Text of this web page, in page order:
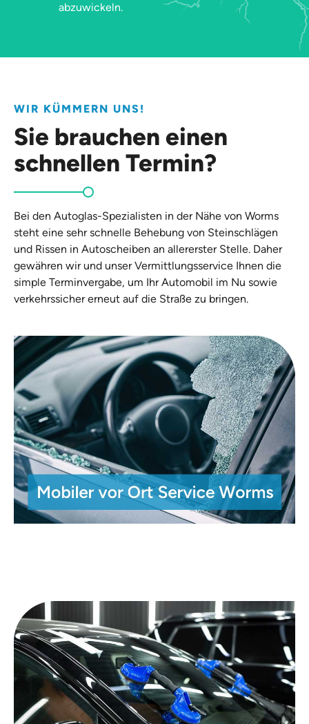
abzuwickeln.
WIR KÜMMERN UNS!
Sie brauchen einen
schnellen Termin?
Bei den Autoglas-Spezialisten in der Nähe von Worms
steht eine sehr schnelle Behebung von Steinschlägen
und Rissen in Autoscheiben an allererster Stelle. Daher
gewähren wir und unser Vermittlungsservice Ihnen die
simple Terminvergabe, um Ihr Automobil im Nu sowie
verkehrssicher erneut auf die Straße zu bringen.